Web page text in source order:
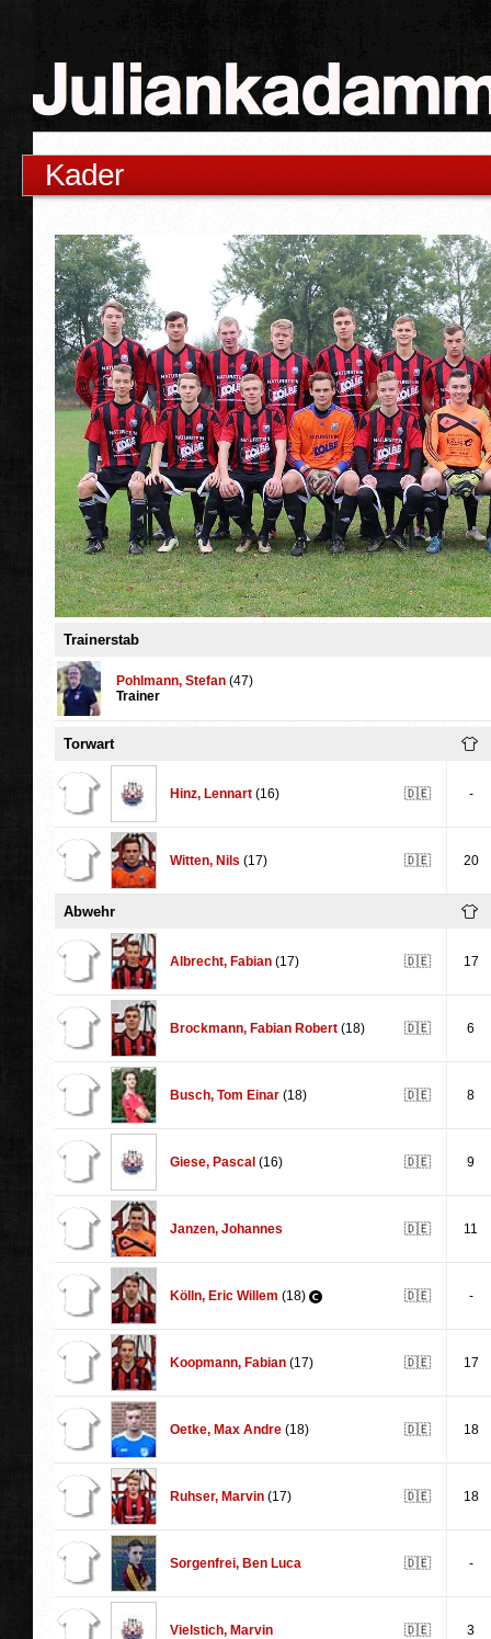
Kader
Trainerstab
Pohlmann, Stefan (47)
Trainer
Torwart
Hinz, Lennart (16) 🇩🇪 -
Witten, Nils (17) 🇩🇪 20
Abwehr
Albrecht, Fabian (17) 🇩🇪 17
Brockmann, Fabian Robert (18) 🇩🇪 6
Busch, Tom Einar (18) 🇩🇪 8
Giese, Pascal (16) 🇩🇪 9
Janzen, Johannes 🇩🇪 11
Kölln, Eric Willem (18) 🇩🇪 -
Koopmann, Fabian (17) 🇩🇪 17
Oetke, Max Andre (18) 🇩🇪 18
Ruhser, Marvin (17) 🇩🇪 18
Sorgenfrei, Ben Luca 🇩🇪 -
Vielstich, Marvin 🇩🇪 3